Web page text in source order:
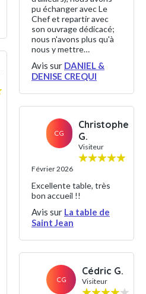
pu échanger avec Le
Chef et repartir avec
son ouvrage dédicacé;
nous n'avons plus qu'à
nous y mettre…
Avis sur DANIEL &
DENISE CREQUI
CG
Christophe
G.
Visiteur
Février 2026
Excellente table, très
bon accueil !!
Avis sur La table de
Saint Jean
CG
Cédric G.
Visiteur